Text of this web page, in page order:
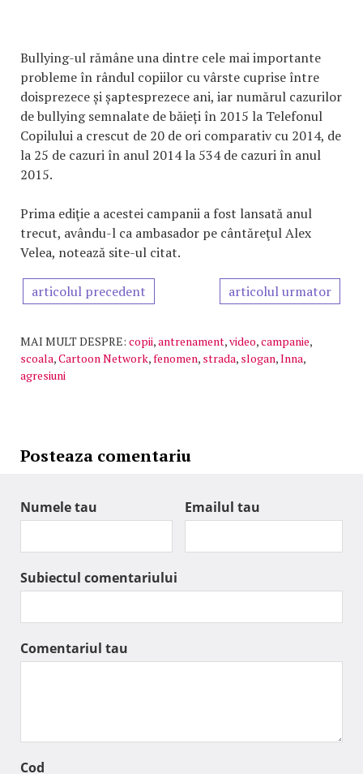
Bullying-ul rămâne una dintre cele mai importante
probleme în rândul copiilor cu vârste cuprise între
doisprezece și șaptesprezece ani, iar numărul cazurilor
de bullying semnalate de băieți în 2015 la Telefonul
Copilului a crescut de 20 de ori comparativ cu 2014, de
la 25 de cazuri în anul 2014 la 534 de cazuri în anul
2015.
Prima ediţie a acestei campanii a fost lansată anul
trecut, avându-l ca ambasador pe cântăreţul Alex
Velea, notează site-ul citat.
articolul precedent articolul urmator
MAI MULT DESPRE: copii,antrenament,video,campanie,
scoala,Cartoon Network,fenomen, strada, slogan,Inna,
agresiuni
Posteaza comentariu
Numele tau Emailul tau
Subiectul comentariului
Comentariul tau
Cod